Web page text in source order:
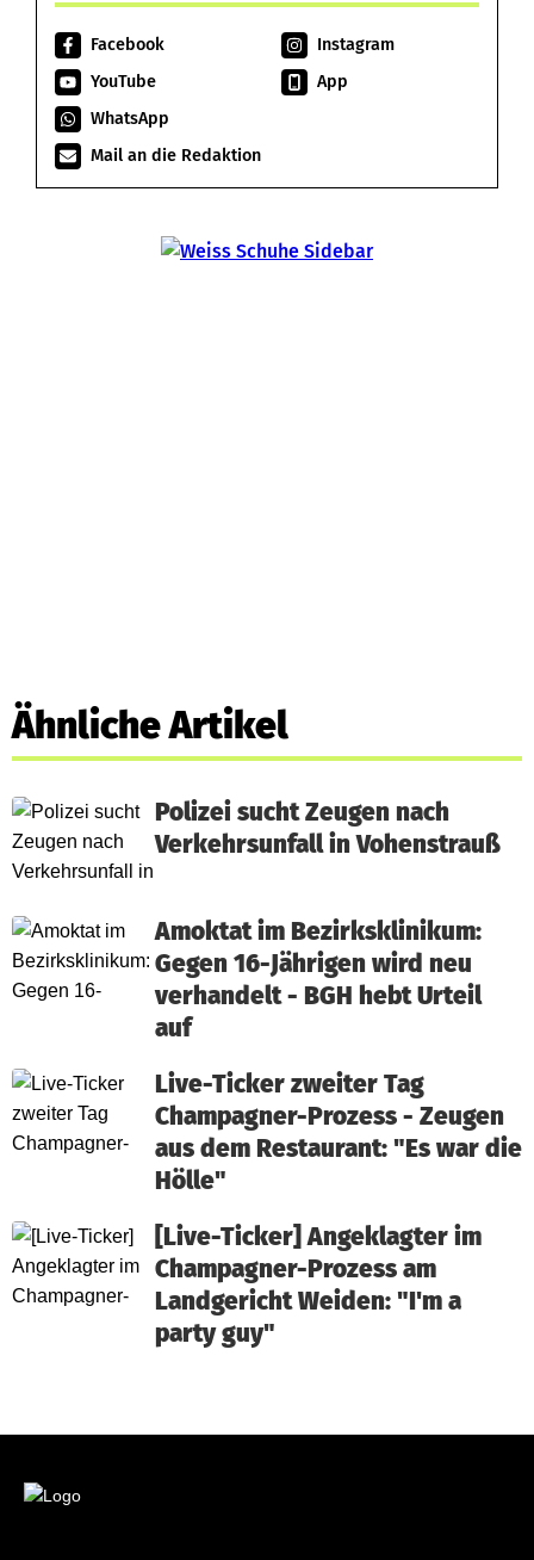
Facebook
Instagram
YouTube
App
WhatsApp
Mail an die Redaktion
Ähnliche Artikel
Polizei sucht Zeugen nach
Verkehrsunfall in Vohenstrauß
Amoktat im Bezirksklinikum:
Gegen 16-Jährigen wird neu
verhandelt - BGH hebt Urteil
auf
Live-Ticker zweiter Tag
Champagner-Prozess - Zeugen
aus dem Restaurant: "Es war die
Hölle"
[Live-Ticker] Angeklagter im
Champagner-Prozess am
Landgericht Weiden: "I'm a
party guy"